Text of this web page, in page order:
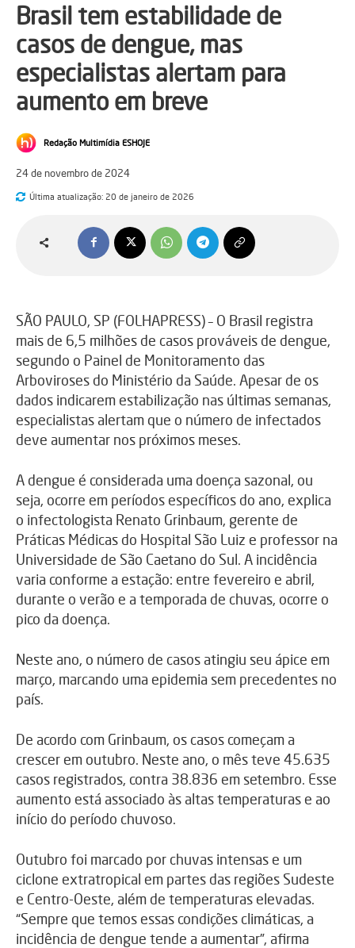
Brasil tem estabilidade de
casos de dengue, mas
especialistas alertam para
aumento em breve
Redação Multimídia ESHOJE
24 de novembro de 2024
Última atualização: 20 de janeiro de 2026
SÃO PAULO, SP (FOLHAPRESS) – O Brasil registra
mais de 6,5 milhões de casos prováveis de dengue,
segundo o Painel de Monitoramento das
Arboviroses do Ministério da Saúde. Apesar de os
dados indicarem estabilização nas últimas semanas,
especialistas alertam que o número de infectados
deve aumentar nos próximos meses.
A dengue é considerada uma doença sazonal, ou
seja, ocorre em períodos específicos do ano, explica
o infectologista Renato Grinbaum, gerente de
Práticas Médicas do Hospital São Luiz e professor na
Universidade de São Caetano do Sul. A incidência
varia conforme a estação: entre fevereiro e abril,
durante o verão e a temporada de chuvas, ocorre o
pico da doença.
Neste ano, o número de casos atingiu seu ápice em
março, marcando uma epidemia sem precedentes no
país.
De acordo com Grinbaum, os casos começam a
crescer em outubro. Neste ano, o mês teve 45.635
casos registrados, contra 38.836 em setembro. Esse
aumento está associado às altas temperaturas e ao
início do período chuvoso.
Outubro foi marcado por chuvas intensas e um
ciclone extratropical em partes das regiões Sudeste
e Centro-Oeste, além de temperaturas elevadas.
“Sempre que temos essas condições climáticas, a
incidência de dengue tende a aumentar”, afirma